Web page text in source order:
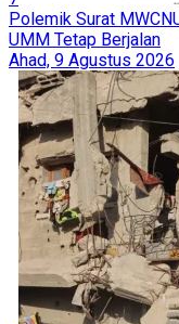
Polemik Surat
UMM Tetap Berjalan
Ahad, 9 Agustus 2026